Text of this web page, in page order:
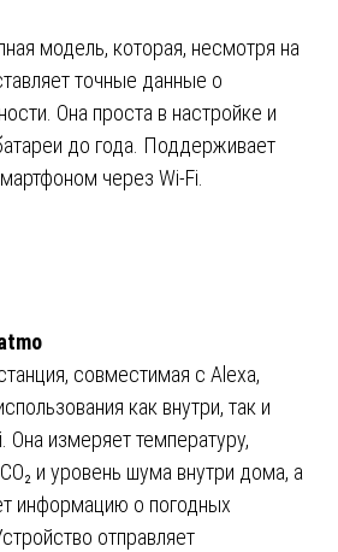
модель, которая, несмотря на
точные данные о
Она проста в настройке и
до года. Поддерживает
через Wi-Fi.
совместимая с Alexa,
как внутри, так и
измеряет температуру,
и уровень шума внутри дома, а
информацию о погодных
отправляет